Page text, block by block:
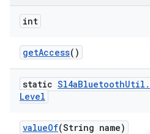
int
getAccess()
static Sl4aBluetoothUtil .
Level
valueOf(String name)